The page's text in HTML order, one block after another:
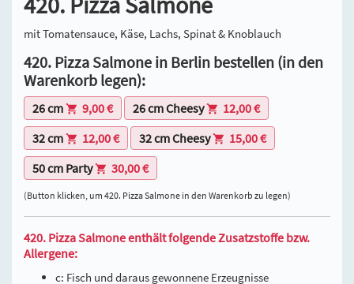
mit Tomatensauce, Käse, Lachs, Spinat & Knoblauch
420. Pizza Salmone in Berlin bestellen (in den
Warenkorb legen):
26 cm 9,00 € 26 cm Cheesy
12,00 €
32 cm
12,00 € 32 cm Cheesy
15,00 €
50 cm Party
30,00 €
(Button klicken, um 420. Pizza Salmone in den Warenkorb zu legen)
420. Pizza Salmone enthält folgende Zusatzstoffe bzw.
Allergene:
c: Fisch und daraus gewonnene Erzeugnisse